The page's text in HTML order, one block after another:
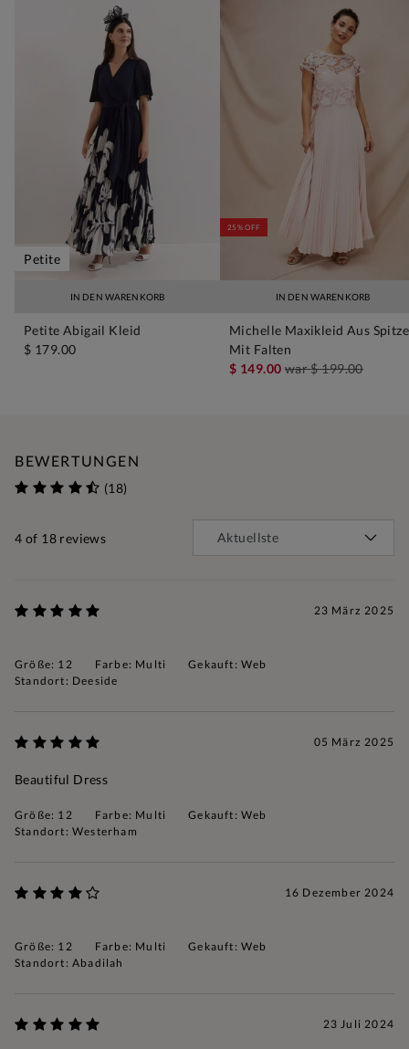
IN DEN WARENKORB
Petite
Petite Abigail Kleid
$ 179.00
IN DEN WARENKORB
25% OFF
Michelle Maxikleid Aus Spitze
Mit Falten
$ 149.00 war$ 199.00
BEWERTUNGEN
(18)
4 of 18 reviews
23 März 2025
Größe: 12 Farbe: Multi
Gekauft: Web
Standort: Deeside
05 März 2025
Beautiful Dress
Größe: 12 Farbe: Multi
Gekauft: Web
Standort: Westerham
16 Dezember 2024
Größe: 12 Farbe: Multi
Gekauft: Web
Standort: Abadilah
23 Juli 2024